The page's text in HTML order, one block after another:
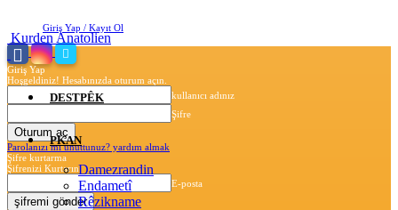
Giriş Yap / Kayıt Ol
Giriş Yap
Hoşgeldiniz! Hesabınızda oturum açın.
kullanıcı adınız
Şifre
Parolanızı mı unuttunuz? yardım almak
Şifre kurtarma
Şifrenizi Kurtarın
E-posta
Kurden Anatolien
DESTPÊK
PKAN
Damezrandin
Endametî
Rêzikname